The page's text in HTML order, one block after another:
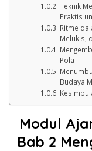
Teknik
Praktis
Ritme
Melukis,
Pola
Budaya
Modul
Bab 2